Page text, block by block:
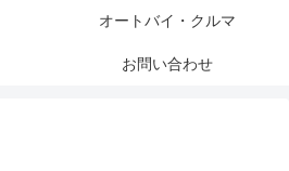
オートバイ・クルマ
お問い合わせ